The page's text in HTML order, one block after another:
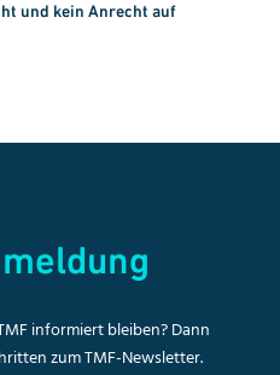
und kein Anrecht auf
informiert bleiben? Dann
zum TMF-Newsletter.